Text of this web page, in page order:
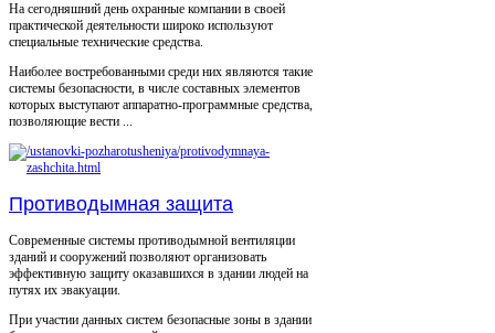
На сегодняшний день охранные компании в своей
практической деятельности широко используют
специальные технические средства.
Наиболее востребованными среди них являются такие
системы безопасности, в числе составных элементов
которых выступают аппаратно-программные средства,
позволяющие вести ...
Противодымная защита
Современные системы противодымной вентиляции
зданий и сооружений позволяют организовать
эффективную защиту оказавшихся в здании людей на
путях их эвакуации.
При участии данных систем безопасные зоны в здании